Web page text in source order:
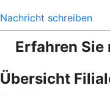
Nachricht schreiben
Erfahren Sie
Übersicht